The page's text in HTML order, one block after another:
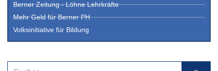
Berner Zeitung - Löhne Lehrkräfte
Mehr Geld für Berner PH
Volksinitiative für Bildung